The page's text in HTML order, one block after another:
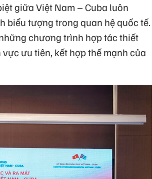
giữa Việt Nam – Cuba luôn
biểu tượng trong quan hệ quốc tế.
chương trình hợp tác thiết
ưu tiên, kết hợp thế mạnh của